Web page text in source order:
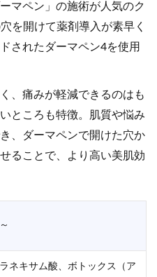
屋栄院】
19:00
マペン」の施術が人気のク
を開けて薬剤導入が素早く
されたダーマペン4を使用
、痛みが軽減できるのはも
ところも特徴。肌質や悩み
、ダーマペンで開けた穴か
ることで、より高い美肌効
ネキサム酸、ボトックス（ア